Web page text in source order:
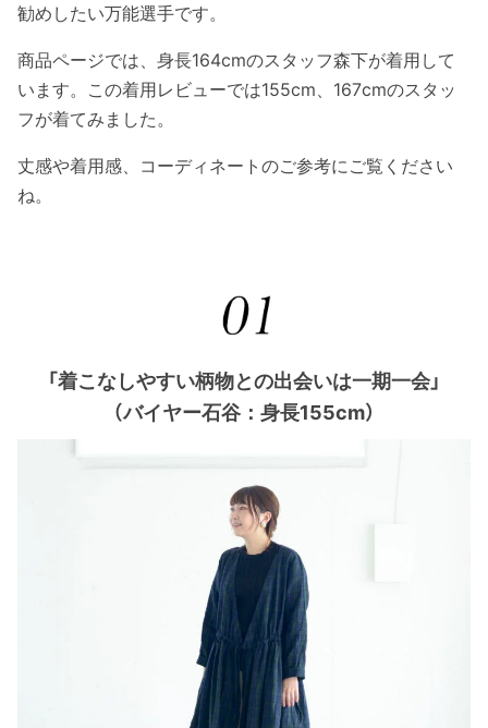
勧めしたい万能選手です。
商品ページでは、身長164cmのスタッフ森下が着用して
います。この着用レビューでは155cm、167cmのスタッ
フが着てみました。
丈感や着用感、コーディネートのご参考にご覧ください
ね。
「着こなしやすい柄物との出会いは一期一会」
（バイヤー石谷：身長155cm）